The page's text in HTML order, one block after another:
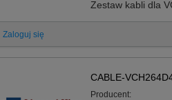
Zestaw kabli dla
Zaloguj się
CABLE-
Producent: